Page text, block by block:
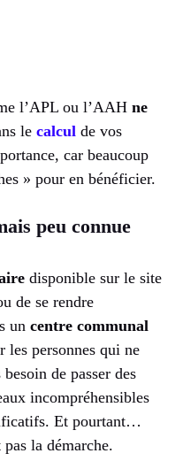
l’APL ou l’AAH ne
le calcul de vos
car beaucoup
» pour en bénéficier.
peu connue
disponible sur le site
de se rendre
un centre communal
les personnes qui ne
de passer des
incompréhensibles
Et pourtant…
la démarche.